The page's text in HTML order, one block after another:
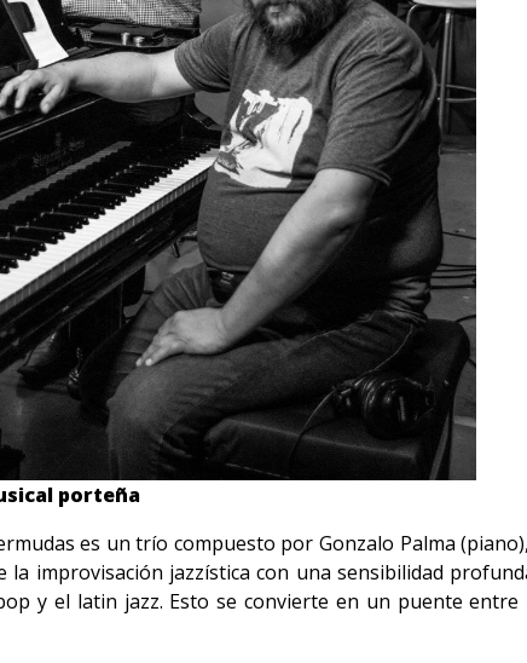
porteña
es un trío compuesto por Gonzalo Palma
la improvisación jazzística con una sensibilidad
y el latin jazz. Esto se convierte en un puente